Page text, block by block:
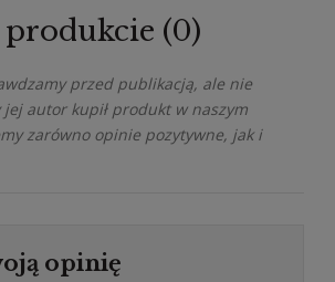
(0)
przed publikacją, ale nie
jej autor kupił produkt w naszym
zarówno opinie pozytywne, jak i